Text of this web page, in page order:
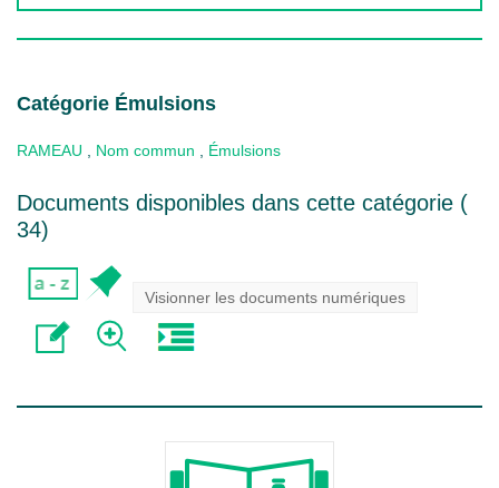
Catégorie Émulsions
RAMEAU Nom commun Émulsions
Documents disponibles dans cette catégorie (
34)
Visionner les documents numériques